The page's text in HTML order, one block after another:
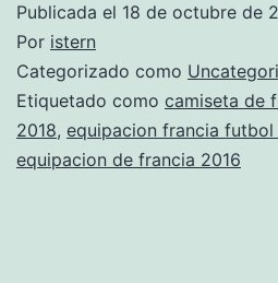
Publicada el 18 de octubre de
Por istern
Categorizado como
Etiquetado como camiseta de
2018, equipacion francia futbol
equipacion de francia 2016